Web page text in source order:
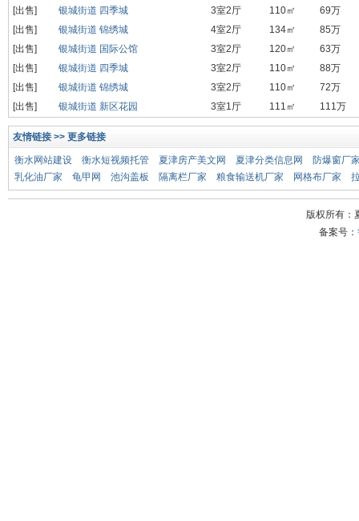
[出售]
银城街道 四季城 3室2厅 110㎡
69万
[出售]
银城街道 锦绣城 4室2厅 134㎡
85万
[出售]
银城街道 国际公馆 3室2厅 120㎡
63万
[出售]
银城街道 四季城 3室2厅 110㎡
88万
[出售]
银城街道 锦绣城 3室2厅 110㎡
72万
[出售]
银城街道 新区花园 3室1厅 111㎡ 111万
友情链接 >> 更多链接
衡水网站建设 衡水短视频托管 夏津房产美文网 夏津分类信息网
防爆窗厂
乳化油厂家
龟甲网 池沟盖板 隔离栏厂家 粮食输送机厂家 网格布厂家
版权所有：
备案号：